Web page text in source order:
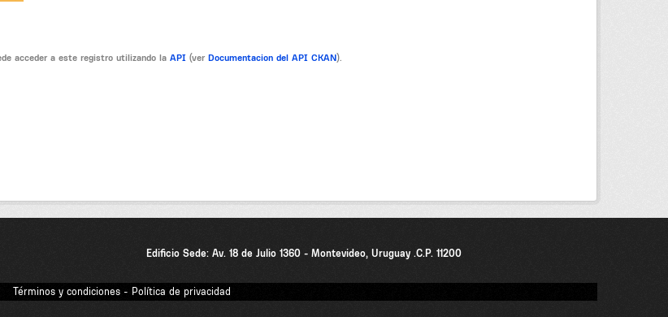
acceder a este registro utilizando la API (ver Documentacion del API CKAN).
Edificio Sede: Av. 18 de Julio 1360 - Montevideo, Uruguay .C.P. 11200
Términos y condiciones - Política de privacidad